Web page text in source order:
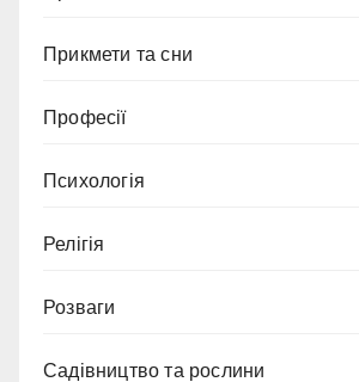
Прикмети та сни
Професії
Психологія
Релігія
Розваги
Садівництво та рослини